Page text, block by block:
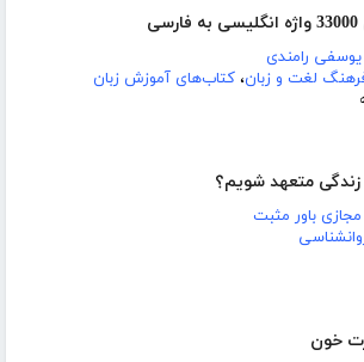
یوسفی رامندی
لغت و زبان، کتاب‌های آموزش زبان
زندگی متعهد شویم؟
باور مثبت
خون